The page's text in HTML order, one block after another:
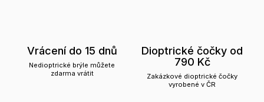
Vrácení do 15 dnů
Nedioptrické brýle můžete
zdarma vrátit
Dioptrické čočky od
790 Kč
Zakázkové dioptrické čočky
vyrobené v ČR